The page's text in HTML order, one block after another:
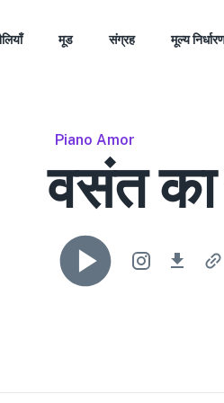
मूड संग्रह मूल्य
Piano Amor
वसंत का